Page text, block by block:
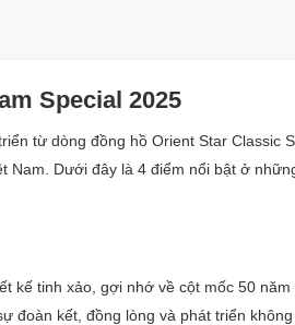
Special 2025
từ dòng đồng hồ Orient Star Classic
Nam. Dưới đây là 4 điểm nổi bật ở
kế tinh xảo, gợi nhớ về cột mốc 50 năm
đoàn kết, đồng lòng và phát triển